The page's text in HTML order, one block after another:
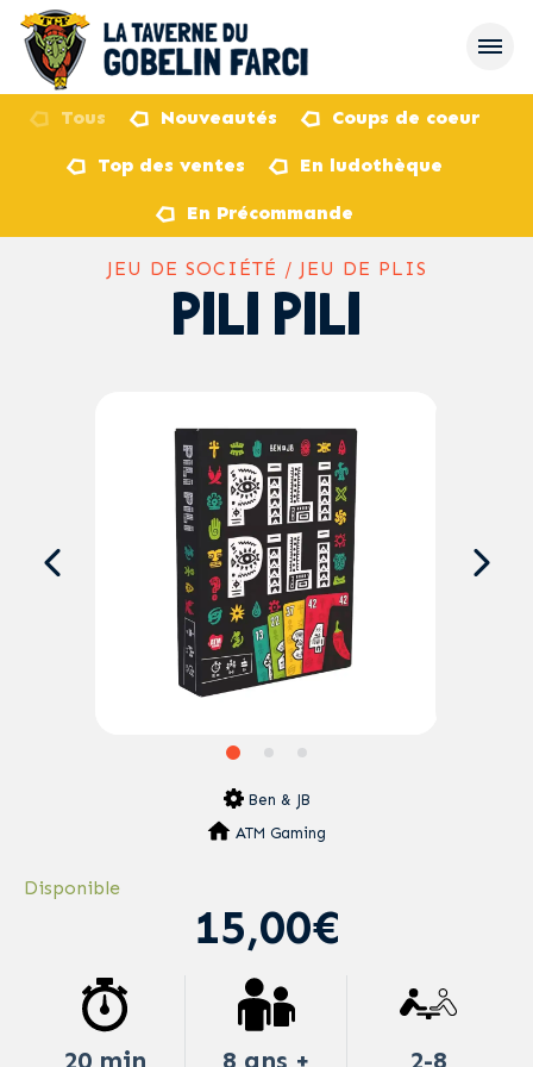
Tous Nouveautés Coups de coeur
Top des ventes En ludothèque
En Précommande
JEU DE SOCIÉTÉ / JEU DE PLIS
PILI PILI
Ben & JB
ATM Gaming
Disponible
15,00€
20 min 8 ans + 2-8